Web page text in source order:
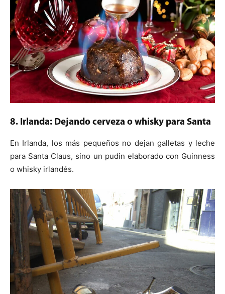
8. Irlanda: Dejando cerveza o whisky para Santa
En Irlanda, los más pequeños no dejan galletas y leche
para Santa Claus, sino un pudin elaborado con Guinness
o whisky irlandés.